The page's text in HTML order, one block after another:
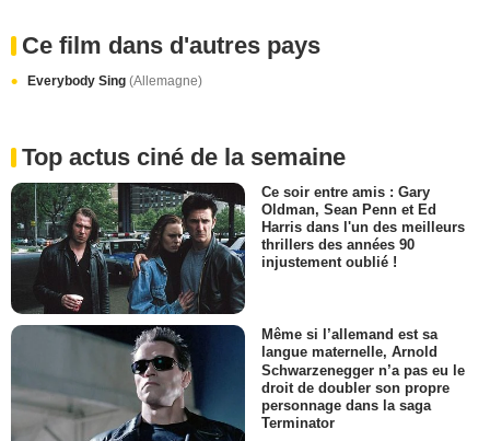
Ce film dans d'autres pays
Everybody Sing (Allemagne)
Top actus ciné de la semaine
Ce soir entre amis : Gary
Oldman, Sean Penn et Ed
Harris dans l'un des meilleurs
thrillers des années 90
injustement oublié !
Même si l’allemand est sa
langue maternelle, Arnold
Schwarzenegger n’a pas eu le
droit de doubler son propre
personnage dans la saga
Terminator